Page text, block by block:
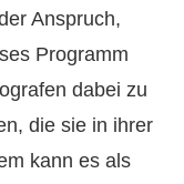
Anspruch,
Programm
dabei zu
die sie in ihrer
kann es als